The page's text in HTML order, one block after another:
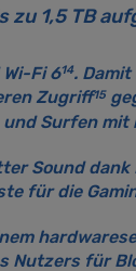
zu 1,5 TB
Fi 614.
Zugriff15
Surfen
Sound
für die
Nutzers für